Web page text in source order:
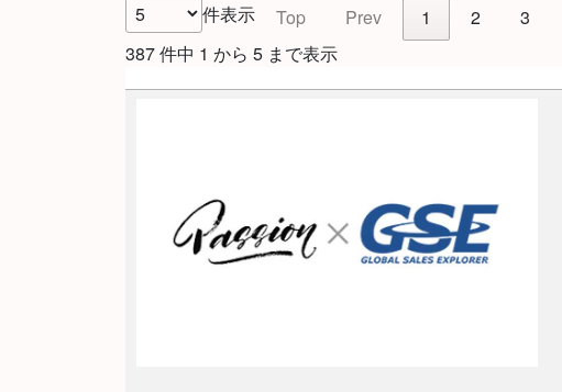
件表示 Top Prev 1 2 3
387 件中 1 から 5 まで表示